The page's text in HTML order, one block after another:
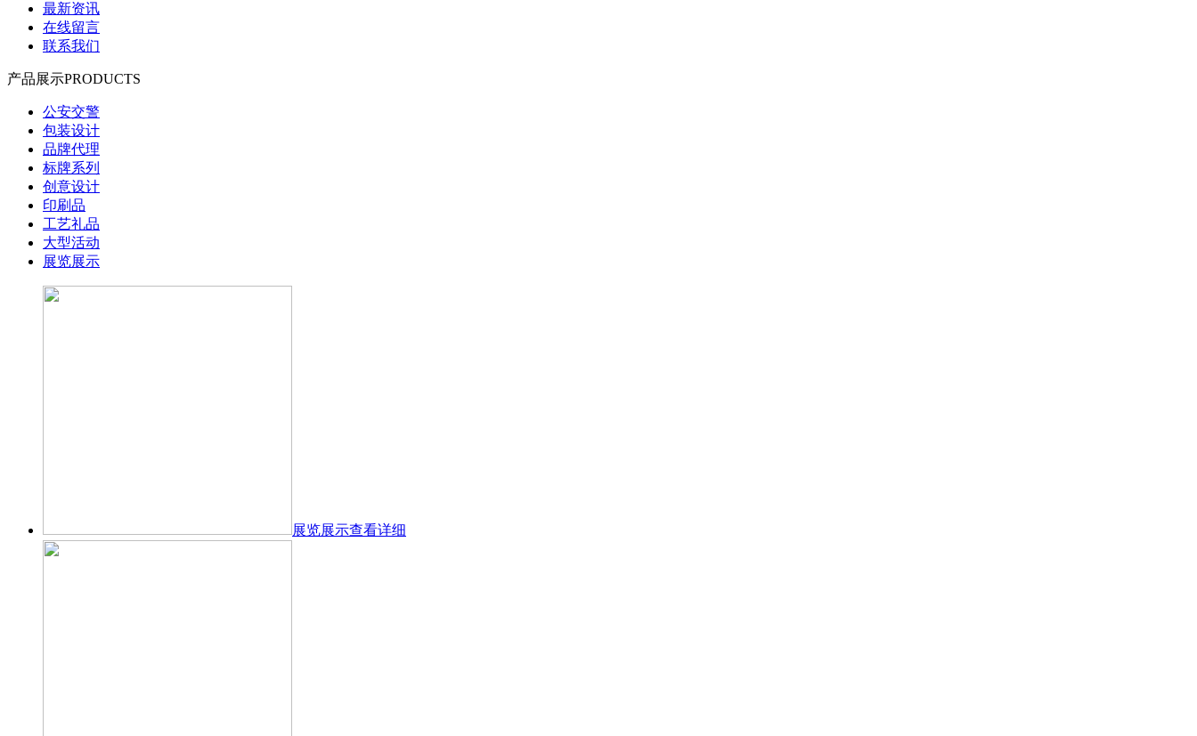
最新资讯
在线留言
联系我们
产品展示PRODUCTS
公安交警
包装设计
品牌代理
标牌系列
创意设计
印刷品
工艺礼品
大型活动
展览展示
展览展示查看详细